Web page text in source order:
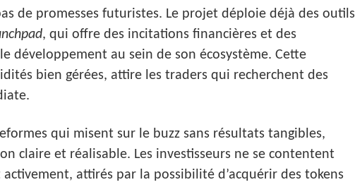
de promesses futuristes. Le projet déploie déjà des outils
, qui offre des incitations financières et des
développement au sein de son écosystème. Cette
bien gérées, attire les traders qui recherchent des
qui misent sur le buzz sans résultats tangibles,
claire et réalisable. Les investisseurs ne se contentent
attirés par la possibilité d’acquérir des tokens